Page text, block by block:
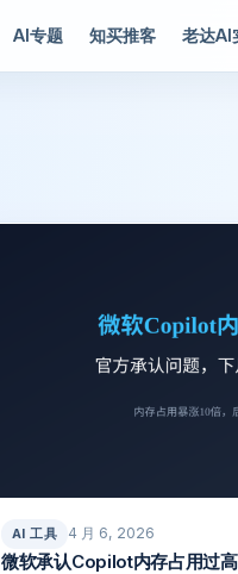
AI专题 知买推客 老达AI
AI 工具 4 月 6, 2026
微软承认Copilot内存占用过